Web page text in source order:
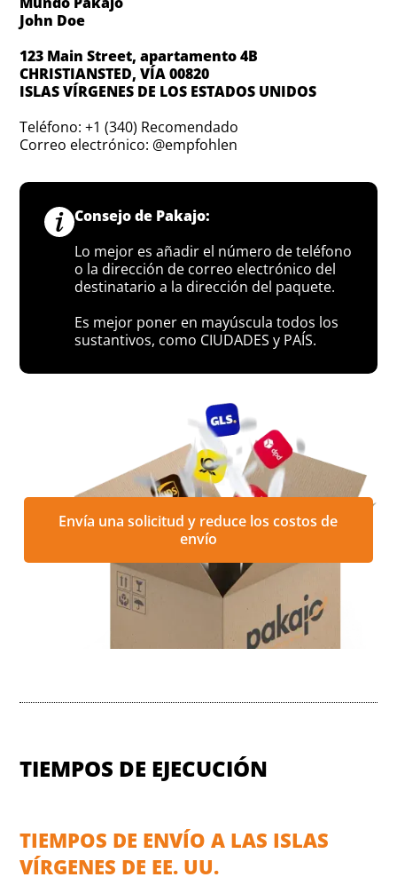
John Doe
123 Main Street, apartamento 4B
CHRISTIANSTED, VÍA 00820
ISLAS VÍRGENES DE LOS ESTADOS UNIDOS
Teléfono: +1 (340) Recomendado
Correo electrónico: @empfohlen
Consejo de Pakajo:
Lo mejor es añadir el número de teléfono
o la dirección de correo electrónico del
destinatario a la dirección del paquete.
Es mejor poner en mayúscula todos los
sustantivos, como CIUDADES y PAÍS.
Envía una solicitud y reduce los costos de
envío
TIEMPOS DE EJECUCIÓN
TIEMPOS DE ENVÍO A LAS ISLAS
VÍRGENES DE EE. UU.